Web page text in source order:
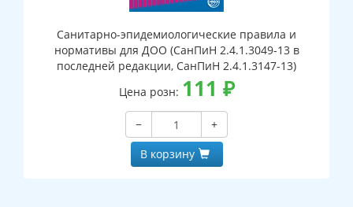
Санитарно-эпидемиологические правила и
нормативы для ДОО (СанПиН 2.4.1.3049-13 в
последней редакции, СанПиН 2.4.1.3147-13)
Цена розн: 111 ₽
−
+
В корзину